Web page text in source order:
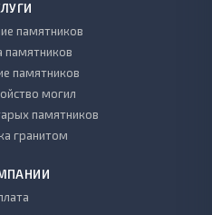
памятников
памятников
памятников
могил
памятников
гранитом